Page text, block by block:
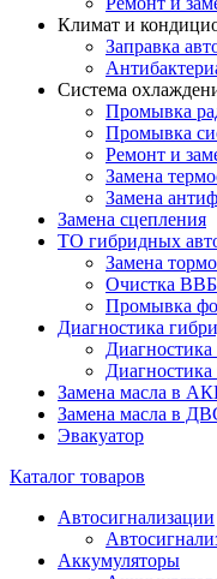
Климат и
Заправка
Система
Промывка
Промывка
Ремонт и
Замена
Замена
Замена сцепления
ТО гибридных
Замена
Очистка ВВБ
Промывка
Диагностика
Диагностика
Диагностика
Замена масла в
Замена масла в
Эвакуатор
Каталог товаров
Автосигнализации
Аккумуляторы